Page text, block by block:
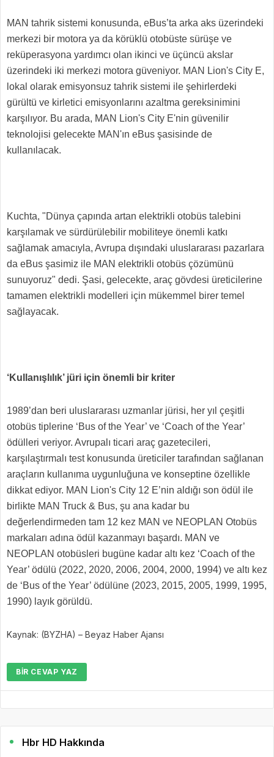
MAN tahrik sistemi konusunda, eBus’ta arka aks üzerindeki
merkezi bir motora ya da körüklü otobüste sürüşe ve
reküperasyona yardımcı olan ikinci ve üçüncü akslar
üzerindeki iki merkezi motora güveniyor. MAN Lion's City E,
lokal olarak emisyonsuz tahrik sistemi ile şehirlerdeki
gürültü ve kirletici emisyonlarını azaltma gereksinimini
karşılıyor. Bu arada, MAN Lion's City E'nin güvenilir
teknolojisi gelecekte MAN'ın eBus şasisinde de
kullanılacak.
Kuchta, "Dünya çapında artan elektrikli otobüs talebini
karşılamak ve sürdürülebilir mobiliteye önemli katkı
sağlamak amacıyla, Avrupa dışındaki uluslararası pazarlara
da eBus şasimiz ile MAN elektrikli otobüs çözümünü
sunuyoruz" dedi. Şasi, gelecekte, araç gövdesi üreticilerine
tamamen elektrikli modelleri için mükemmel birer temel
sağlayacak.
‘Kullanışlılık’ jüri için önemli bir kriter
1989’dan beri uluslararası uzmanlar jürisi, her yıl çeşitli
otobüs tiplerine ‘Bus of the Year’ ve ‘Coach of the Year’
ödülleri veriyor. Avrupalı ticari araç gazetecileri,
karşılaştırmalı test konusunda üreticiler tarafından sağlanan
araçların kullanıma uygunluğuna ve konseptine özellikle
dikkat ediyor. MAN Lion's City 12 E’nin aldığı son ödül ile
birlikte MAN Truck & Bus, şu ana kadar bu
değerlendirmeden tam 12 kez MAN ve NEOPLAN Otobüs
markaları adına ödül kazanmayı başardı. MAN ve
NEOPLAN otobüsleri bugüne kadar altı kez ‘Coach of the
Year’ ödülü (2022, 2020, 2006, 2004, 2000, 1994) ve altı kez
de ‘Bus of the Year’ ödülüne (2023, 2015, 2005, 1999, 1995,
1990) layık görüldü.
Kaynak: (BYZHA) – Beyaz Haber Ajansı
BIR CEVAP YAZ
Hbr HD Hakkında